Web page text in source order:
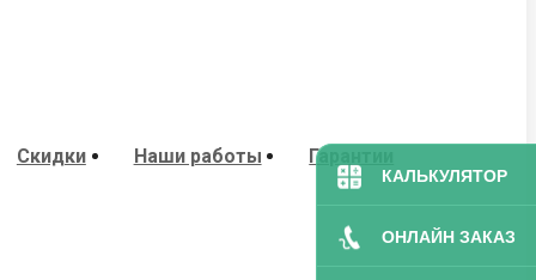
КАЛЬКУЛЯТОР
ОНЛАЙН ЗАКАЗ
Скидки Наши работы Гарантии